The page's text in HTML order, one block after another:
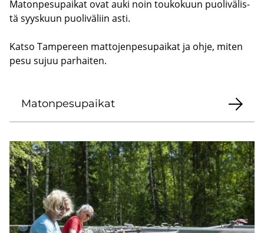
Ma­ton­pe­su­pai­kat ovat auki noin tou­ko­kuun puo­li­vä­lis­
tä syys­kuun puo­li­vä­liin asti.
Katso Tam­pe­reen mat­to­jen­pe­su­pai­kat ja ohje, miten
pesu sujuu par­hai­ten.
Ma­ton­pe­su­pai­kat